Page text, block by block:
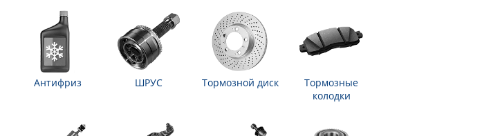
Антифриз ШРУС Тормозной диск
Тормозные
колодки